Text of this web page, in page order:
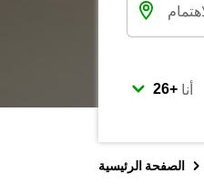
أنا
الصفحة الرئيسية